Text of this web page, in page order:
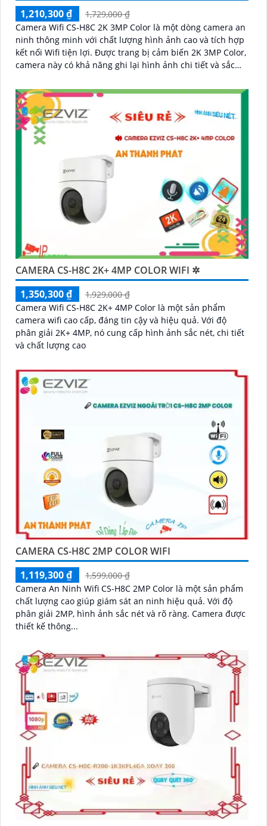
1,210,300 ₫
1,729,000 ₫
Camera Wifi CS-H8C 2K 3MP Color là một dòng camera an
ninh thông minh với chất lượng hình ảnh cao và tích hợp
kết nối Wifi tiện lợi. Được trang bị cảm biến 2K 3MP Color,
camera này có khả năng ghi lại hình ảnh chi tiết và sắc
CAMERA CS-H8C 2K+ 4MP COLOR WIFI ✲
1,350,300 ₫
1,929,000 ₫
Camera Wifi CS-H8C 2K+ 4MP Color là một sản phẩm
camera wifi cao cấp, đáng tin cậy và hiệu quả. Với độ
phân giải 2K+ 4MP, nó cung cấp hình ảnh sắc nét, chi tiết
và chất lượng cao
CAMERA CS-H8C 2MP COLOR WIFI
1,119,300 ₫
1,599,000 ₫
Camera An Ninh Wifi CS-H8C 2MP Color là một sản phẩm
chất lượng cao giúp giám sát an ninh hiệu quả. Với độ
phân giải 2MP, hình ảnh sắc nét và rõ ràng. Camera được
thiết kế thông...